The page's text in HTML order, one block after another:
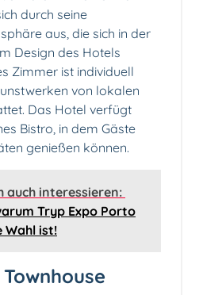
durch seine
aus, die sich in der
Design des Hotels
Zimmer ist individuell
von lokalen
Das Hotel verfügt
Bistro, in dem Gäste
genießen können.
auch interessieren:
Tryp Expo Porto
Wahl ist!